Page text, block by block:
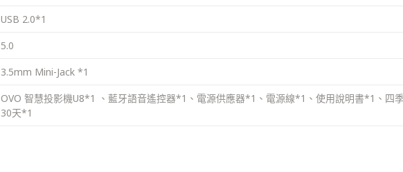
USB 2.0*1
5.0
3.5mm Mini-Jack *1
OVO 智慧投影機U8*1 、藍牙語音遙控器*1、電源供應器*1、電源線*1、使用說明書*1、四
30天*1